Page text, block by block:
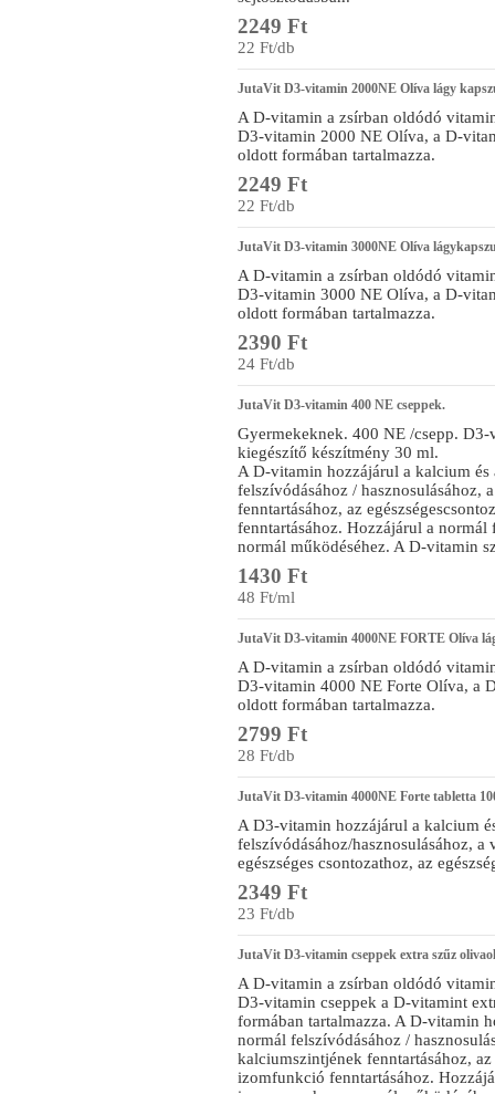
2249 Ft
22 Ft/db
JutaVit D3-vitamin 2000NE Olíva lágy
A D-vitamin a zsírban oldódó
D3-vitamin 2000 NE Olíva, a D-
oldott formában tartalmazza.
2249 Ft
22 Ft/db
JutaVit D3-vitamin 3000NE Olíva
A D-vitamin a zsírban oldódó
D3-vitamin 3000 NE Olíva, a D-
oldott formában tartalmazza.
2390 Ft
24 Ft/db
JutaVit D3-vitamin 400 NE cseppek.
Gyermekeknek. 400 NE /csepp.
kiegészítő készítmény 30 ml.
A D-vitamin hozzájárul a kalcium
felszívódásához / hasznosulásához,
fenntartásához, az
fenntartásához. Hozzájárul a normál
normál működéséhez. A D-vitamin
1430 Ft
48 Ft/ml
JutaVit D3-vitamin 4000NE FORTE Olíva
A D-vitamin a zsírban oldódó
D3-vitamin 4000 NE Forte Olíva, a
oldott formában tartalmazza.
2799 Ft
28 Ft/db
JutaVit D3-vitamin 4000NE Forte tabletta
A D3-vitamin hozzájárul a kalcium
felszívódásához/hasznosulásához,
egészséges csontozathoz, az
2349 Ft
23 Ft/db
JutaVit D3-vitamin cseppek extra szűz
A D-vitamin a zsírban oldódó
D3-vitamin cseppek a D-vitamint
formában tartalmazza. A D-vitamin
normál felszívódásához /
kalciumszintjének fenntartásához, az
izomfunkció fenntartásához.